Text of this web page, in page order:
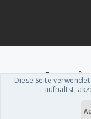
Forum
Diese Seite
aufhältst,